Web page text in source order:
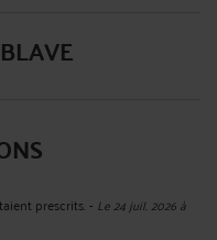
prescrits.- Le 24 juil. 2026 à